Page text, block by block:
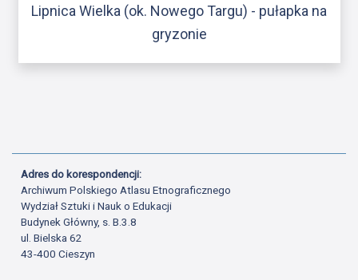
Lipnica Wielka (ok. Nowego Targu) - pułapka na
gryzonie
Adres do korespondencji:
Archiwum Polskiego Atlasu Etnograficznego
Wydział Sztuki i Nauk o Edukacji
Budynek Główny, s. B.3.8
ul. Bielska 62
43-400 Cieszyn